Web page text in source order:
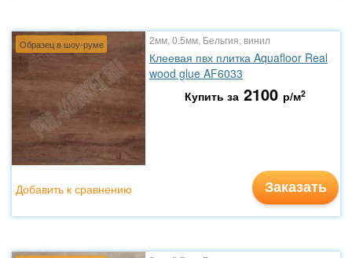
Образец в шоу-руме 2мм, 0.5мм, Бельгия, винил
Клеевая пвх плитка Aquafloor Real
wood glue AF6033
Купить за 2100 р/м2
Заказать
Добавить к сравнению